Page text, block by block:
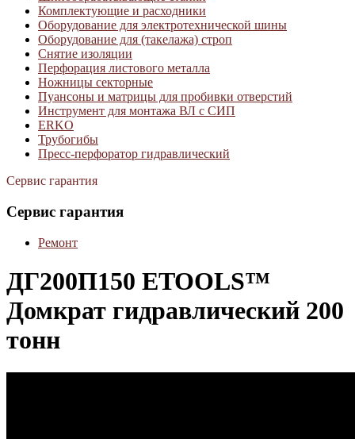
Комплектующие и расходники
Оборудование для электротехнической шины
Оборудование для (такелажа) строп
Снятие изоляции
Перфорация листового металла
Ножницы секторные
Пуансоны и матрицы для пробивки отверстий
Инструмент для монтажа ВЛ с СИП
ERKO
Трубогибы
Пресс-перфоратор гидравлический
Сервис гарантия
Сервис гарантия
Ремонт
ДГ200П150 ETOOLS™
Домкрат гидравлический 200
тонн